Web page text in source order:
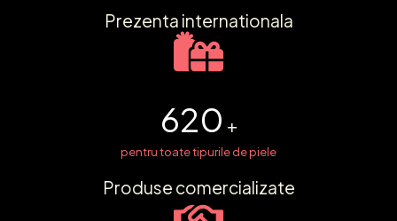
Prezenta internationala
620 +
pentru toate tipurile de piele
Produse comercializate